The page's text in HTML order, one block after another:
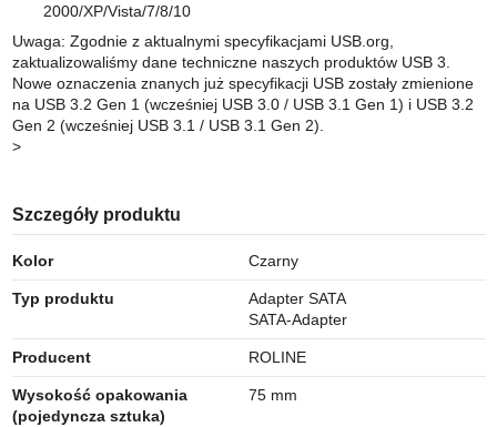
2000/XP/Vista/7/8/10
Uwaga: Zgodnie z aktualnymi specyfikacjami USB.org,
zaktualizowaliśmy dane techniczne naszych produktów USB 3.
Nowe oznaczenia znanych już specyfikacji USB zostały zmienione
na USB 3.2 Gen 1 (wcześniej USB 3.0 / USB 3.1 Gen 1) i USB 3.2
Gen 2 (wcześniej USB 3.1 / USB 3.1 Gen 2).
>
Szczegóły produktu
Kolor Czarny
Typ produktu
Adapter SATA
SATA-Adapter
Producent ROLINE
Wysokość opakowania
(pojedyncza sztuka)
75 mm